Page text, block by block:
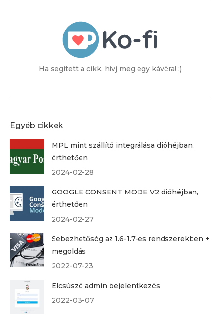
Ha segített a cikk, hívj meg egy kávéra! :)
Egyéb cikkek
MPL mint szállító integrálása dióhéjban,
érthetően
2024-02-28
GOOGLE CONSENT MODE V2 dióhéjban,
érthetően
2024-02-27
Sebezhetőség az 1.6-1.7-es rendszerekben +
megoldás
2022-07-23
Elcsúszó admin bejelentkezés
2022-03-07